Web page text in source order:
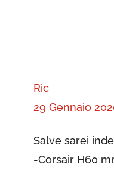
Ric
29 Gennaio
Salve sarei
-Corsair H60